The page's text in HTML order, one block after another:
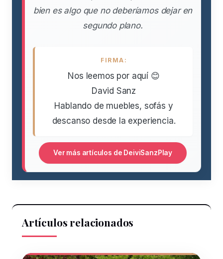
bien es algo que no deberíamos dejar en
segundo plano.
FIRMA:
Nos leemos por aquí 😊
David Sanz
Hablando de muebles, sofás y
descanso desde la experiencia.
Ver más artículos de DeiviSanzPlay
Artículos relacionados